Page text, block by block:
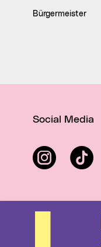
Bürgermeister
Social Media
InstagramTikTok